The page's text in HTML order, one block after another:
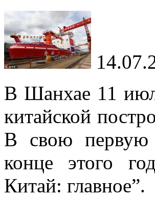
В Шанхае 11
китайской
В свою первую
конце этого
Китай: главное”.